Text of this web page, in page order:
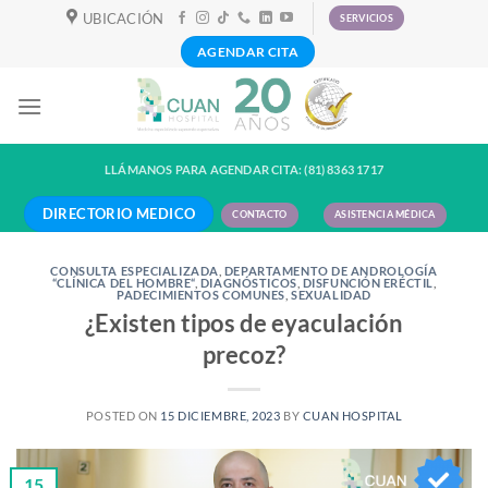
UBICACIÓN SERVICIOS
AGENDAR CITA
LLÁMANOS PARA AGENDAR CITA: (81) 8363 1717
DIRECTORIO MEDICO CONTACTO ASISTENCIA MÉDICA
CONSULTA ESPECIALIZADA DEPARTAMENTO DE ANDROLOGÍA
“CLÍNICA DEL HOMBRE“, DIAGNÓSTICOS DISFUNCIÓN ERÉCTIL
PADECIMIENTOS COMUNES ,SEXUALIDAD
¿Existen tipos de eyaculación
precoz?
POSTED ON 15 DICIEMBRE, 2023 BY CUAN HOSPITAL
15